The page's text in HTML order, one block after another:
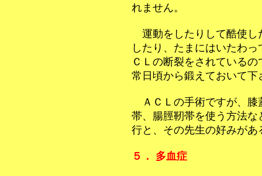
れません。
運動をしたりして酷使し
したり、たまにはいたわ
ＣＬの断裂をされている
常日頃から鍛えておいて下
ＡＣＬの手術ですが、膝
帯、腸脛靭帯を使う方法
行と、その先生の好みが
５． 多血症